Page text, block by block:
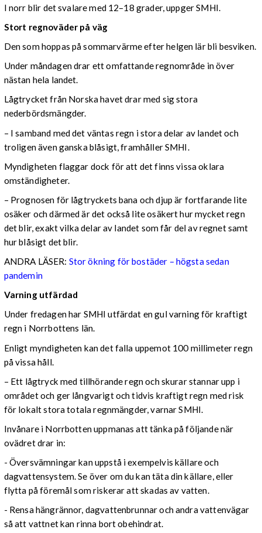
I norr blir det svalare med 12–18 grader, uppger SMHI.
Stort regnoväder på väg
Den som hoppas på sommarvärme efter helgen lär bli besviken.
Under måndagen drar ett omfattande regnområde in över
nästan hela landet.
Lågtrycket från Norska havet drar med sig stora
nederbördsmängder.
– I samband med det väntas regn i stora delar av landet och
troligen även ganska blåsigt, framhåller SMHI.
Myndigheten flaggar dock för att det finns vissa oklara
omständigheter.
– Prognosen för lågtryckets bana och djup är fortfarande lite
osäker och därmed är det också lite osäkert hur mycket regn
det blir, exakt vilka delar av landet som får del av regnet samt
hur blåsigt det blir.
ANDRA LÄSER: Stor ökning för bostäder – högsta sedan
pandemin
Varning utfärdad
Under fredagen har SMHI utfärdat en gul varning för kraftigt
regn i Norrbottens län.
Enligt myndigheten kan det falla uppemot 100 millimeter regn
på vissa håll.
– Ett lågtryck med tillhörande regn och skurar stannar upp i
området och ger långvarigt och tidvis kraftigt regn med risk
för lokalt stora totala regnmängder, varnar SMHI.
Invånare i Norrbotten uppmanas att tänka på följande när
ovädret drar in:
- Översvämningar kan uppstå i exempelvis källare och
dagvattensystem. Se över om du kan täta din källare, eller
flytta på föremål som riskerar att skadas av vatten.
- Rensa hängrännor, dagvattenbrunnar och andra vattenvägar
så att vattnet kan rinna bort obehindrat.